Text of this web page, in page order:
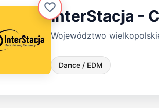
InterStacja -
Województwo
Dance / EDM